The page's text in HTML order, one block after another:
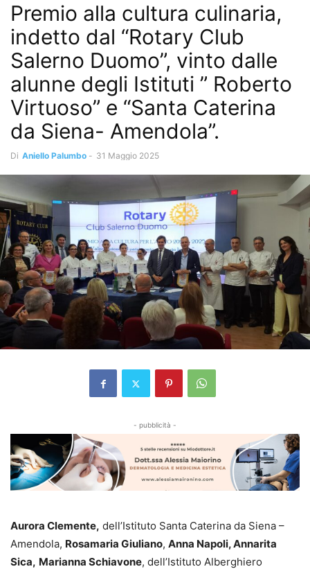
Eventi e Manifestazioni Istruzione e Formazione
La Scuola che cambia Le Professioni che Cambiano Rubriche
Mangiare sano Scuola Solo Annunci Territori
Premio alla cultura culinaria,
indetto dal “Rotary Club
Salerno Duomo”, vinto dalle
alunne degli Istituti ” Roberto
Virtuoso” e “Santa Caterina
da Siena- Amendola”.
Di Aniello Palumbo - 31 Maggio 2025
- pubblicità -
Aurora Clemente, dell’Istituto Santa Caterina da Siena –
Amendola, Rosamaria Giuliano, Anna Napoli, Annarita
Sica, Marianna Schiavone, dell’Istituto Alberghiero